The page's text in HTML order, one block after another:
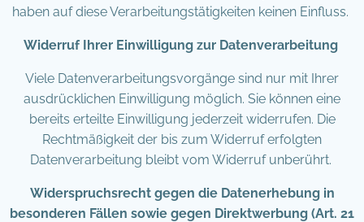
haben auf diese Verarbeitungstätigkeiten keinen Einfluss.
Widerruf Ihrer Einwilligung zur Datenverarbeitung
Viele Datenverarbeitungsvorgänge sind nur mit Ihrer
ausdrücklichen Einwilligung möglich. Sie können eine
bereits erteilte Einwilligung jederzeit widerrufen. Die
Rechtmäßigkeit der bis zum Widerruf erfolgten
Datenverarbeitung bleibt vom Widerruf unberührt.
Widerspruchsrecht gegen die Datenerhebung in
besonderen Fällen sowie gegen Direktwerbung (Art. 21